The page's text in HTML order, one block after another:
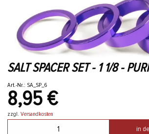
SALT SPACER SET - 1 1/8 -
Art.-Nr.: SA_SP_6
8,95 €
zzgl. Versandkosten
in